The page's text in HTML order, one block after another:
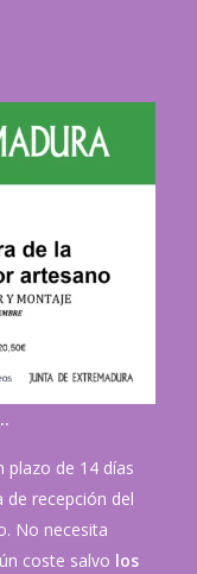
plazo de 14 días
recepción del
No necesita
coste salvo los